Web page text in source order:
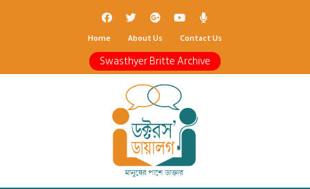
Home About Us Contact Us
Swasthyer Britte Archive